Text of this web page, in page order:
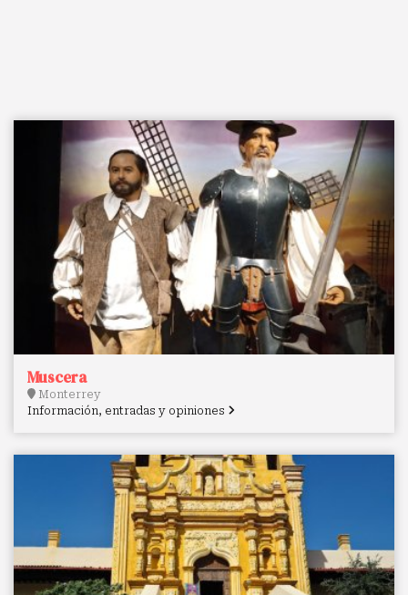
Muscera
Monterrey
Información, entradas y opiniones